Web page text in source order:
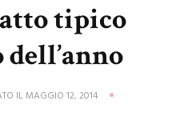
tipico
ILMAGGIO 12, 2014